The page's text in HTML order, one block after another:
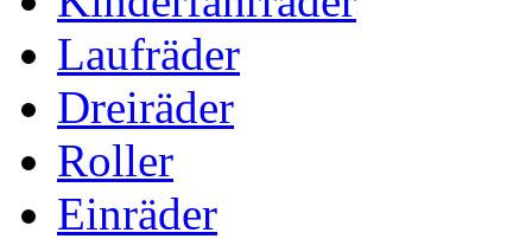
Laufräder
Dreiräder
Roller
Einräder